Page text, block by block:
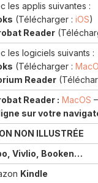
les applis suivantes :
(Télécharger : iOS)
Reader
les logiciels suivants :
(Télécharger :
Reader
Reader : MacOS –
sur votre
NON ILLUSTRÉE
Vivlio, Booken…
Kindle